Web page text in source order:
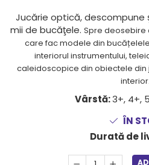
LEGO Super Mario
LEGO Jurassic World
LEGO Sonic the Hedgehog
LEGO Wicked
LEGO Animal Crossing
LEGO Creator Expert
Jucărie optică, descompune
mii de bucăţele. Spre
care fac modele din
interiorul instrumentului,
caleidoscopice din obiectele din
interior.
Vârstă:3+, 4+,
ÎN
Durată de